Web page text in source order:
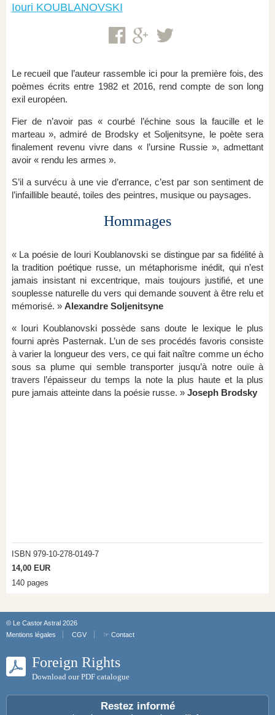
Iouri KOUBLANOVSKI
Le recueil que l’auteur rassemble ici pour la première fois, des
poèmes écrits entre 1982 et 2016, rend compte de son long
exil européen.
Fier de n’avoir pas « courbé l’échine sous la faucille et le
marteau », admiré de Brodsky et Soljenitsyne, le poète sera
finalement revenu vivre dans « l’ursine Russie », admettant
avoir « rendu les armes ».
S’il a survécu à une vie d’errance, c’est par son sentiment de
l’infaillible beauté, toiles des peintres, musique ou paysages.
Hommages
« La poésie de Iouri Koublanovski se distingue par sa fidélité à
la tradition poétique russe, un métaphorisme inédit, qui n’est
jamais insistant ni excentrique, mais toujours justifié, et une
souplesse naturelle du vers qui demande souvent à être relu et
mémorisé. » Alexandre Soljenitsyne
« Iouri Koublanovski possède sans doute le lexique le plus
fourni après Pasternak. L’un de ses procédés favoris consiste
à varier la longueur des vers, ce qui fait naître comme un écho
sous sa plume qui semble transporter jusqu’à notre ouïe à
travers l’épaisseur du temps la note la plus haute et la plus
pure jamais atteinte dans la poésie russe. » Joseph Brodsky
ISBN 979-10-278-0149-7
14,00 EUR
140 pages
© Le Castor Astral 2026
Mentions légales
CGV ☞ Contact
Foreign Rights
Download our PDF catalogue
Restez informé